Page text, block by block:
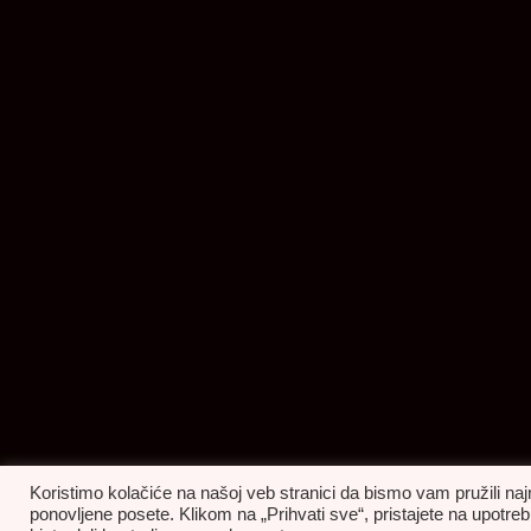
Koristimo kolačiće na našoj veb stranici da bismo vam pružili
ponovljene posete. Klikom na „Prihvati sve“, pristajete na